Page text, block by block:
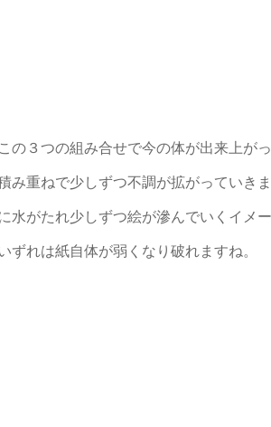
の３つの組み合せで今の体が出来上がっ
み重ねで少しずつ不調が拡がっていきま
水がたれ少しずつ絵が滲んでいくイメー
ずれは紙自体が弱くなり破れますね。